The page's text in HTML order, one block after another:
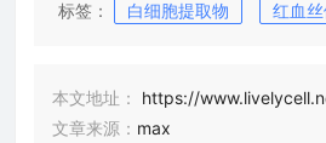
标签： 白细胞提取物 红血丝
本文地址：
https://
文章来源： max